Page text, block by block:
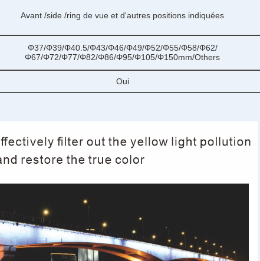
Avant /side /ring de vue et d'autres positions indiquées
Φ37/Φ39/Φ40.5/Φ43/Φ46/Φ49/Φ52/Φ55/Φ58/Φ62/
Φ67/Φ72/Φ77/Φ82/Φ86/Φ95/Φ105/Φ150mm/Others
Oui